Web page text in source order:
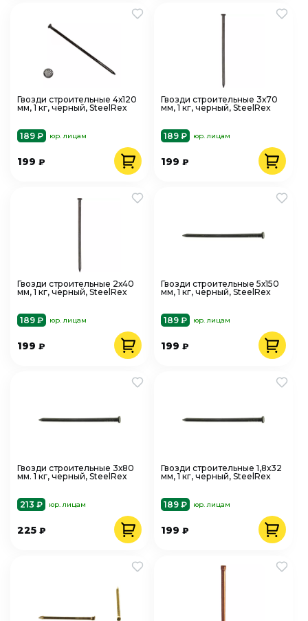
Гвозди строительные 4х120
мм, 1 кг, черный, SteelRex
189 ₽ юр. лицам
199 ₽
Гвозди строительные 3х70
мм, 1 кг, черный, SteelRex
189 ₽ юр. лицам
199₽
Гвозди строительные 2х40
мм, 1 кг, черный, SteelRex
189 ₽ юр. лицам
199 ₽
Гвозди строительные 5х150
мм, 1 кг, черный, SteelRex
189 ₽ юр. лицам
199₽
Гвозди строительные 3х80
мм. 1 кг, черный, SteelRex
213 ₽ юр. лицам
225 ₽
Гвозди строительные 1,8х32
мм, 1 кг, черный, SteelRex
189 ₽ юр. лицам
199₽